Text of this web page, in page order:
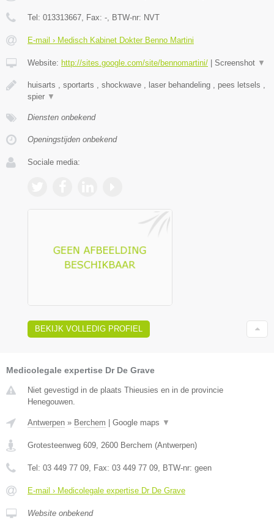
Tel: 013313667 , Fax: - , BTW-nr: NVT
E-mail › Medisch Kabinet Dokter Benno Martini
Website: http://sites.google.com/site/bennomartini/ Screenshot ▼
huisarts , sportarts , shockwave , laser behandeling , pees letsels ,
spier ▼
Diensten onbekend
Openingstijden onbekend
Sociale media:
BEKIJK VOLLEDIG PROFIEL
Medicolegale expertise Dr De Grave
Niet gevestigd in de plaats Thieusies en in de provincie
Henegouwen.
Antwerpen » Berchem Google maps ▼
Grotesteenweg 609, 2600 Berchem (Antwerpen)
Tel: 03 449 77 09, Fax: 03 449 77 09, BTW-nr: geen
E-mail › Medicolegale expertise Dr De Grave
Website onbekend